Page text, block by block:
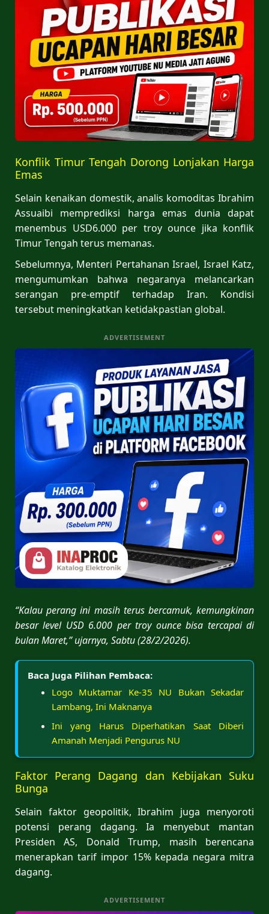
Konflik Timur Tengah Dorong Lonjakan Harga
Emas
Selain kenaikan domestik, analis komoditas Ibrahim
Assuaibi memprediksi harga emas dunia dapat
menembus USD6.000 per troy ounce jika konflik
Timur Tengah terus memanas.
Sebelumnya, Menteri Pertahanan Israel, Israel Katz,
mengumumkan bahwa negaranya melancarkan
serangan pre-emptif terhadap Iran. Kondisi
tersebut meningkatkan ketidakpastian global.
ADVERTISEMENT
“Kalau perang ini masih terus bercamuk, kemungkinan
besar level USD 6.000 per troy ounce bisa tercapai di
bulan Maret,” ujarnya, Sabtu (28/2/2026).
Baca Juga Pilihan Pembaca:
Logo Muktamar Ke-35 NU Bukan Sekadar
Lambang, Ini Maknanya
Ini yang Harus Diperhatikan Saat Diberi
Amanah Menjadi Pengurus NU
Faktor Perang Dagang dan Kebijakan Suku
Bunga
Selain faktor geopolitik, Ibrahim juga menyoroti
potensi perang dagang. Ia menyebut mantan
Presiden AS, Donald Trump, masih berencana
menerapkan tarif impor 15% kepada negara mitra
dagang.
ADVERTISEMENT